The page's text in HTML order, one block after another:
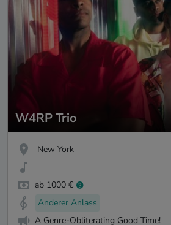
W4RP Trio
New York
ab 1000 €
Anderer Anlass
A Genre-Obliterating Good Time!